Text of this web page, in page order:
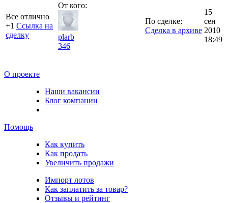
Все отлично
+1 Ссылка на
сделку
От кого:
plarb
346
По сделке:
Сделка в архиве
15
сен
2010
18:49
О проекте
Наши вакансии
Блог компании
Помощь
Как купить
Как продать
Увеличить продажи
Импорт лотов
Как заплатить за товар?
Отзывы и рейтинг